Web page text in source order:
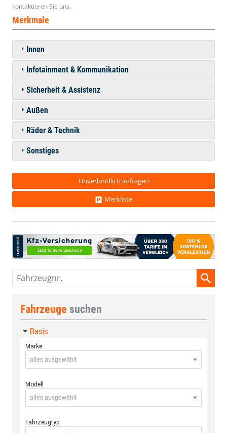
kontaktieren Sie uns.
Merkmale
Innen
Infotainment & Kommunikation
Sicherheit & Assistenz
Außen
Räder & Technik
Sonstiges
Unverbindlich anfragen
Merkliste
Fahrzeugnr.
Fahrzeuge suchen
Basis
Marke
alles ausgewählt
Modell
alles ausgewählt
Fahrzeugtyp